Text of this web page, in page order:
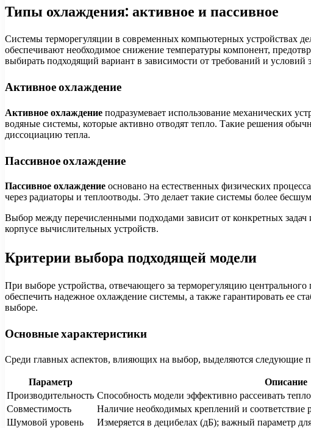
Типы охлаждения: активное и пассивное
Системы терморегуляции в современных компьютерных устройствах
обеспечивают необходимое снижение температуры компонент,
выбирать подходящий вариант в зависимости от требований и условий
Активное охлаждение
Активное охлаждение подразумевает использование механических
водяные системы, которые активно отводят тепло. Такие решения
диссоциацию тепла.
Пассивное охлаждение
Пассивное охлаждение основано на естественных физических
через радиаторы и теплоотводы. Это делает такие системы более
Выбор между перечисленными подходами зависит от конкретных
корпусе вычислительных устройств.
Критерии выбора подходящей модели
При выборе устройства, отвечающего за терморегуляцию
обеспечить надежное охлаждение системы, а также гарантировать ее
выборе.
Основные характеристики
Среди главных аспектов, влияющих на выбор, выделяются следующие
Параметр
Описание
Производительность Способность модели эффективно рассеивать
Совместимость
Наличие необходимых креплений и соответствие
Шумовой уровень
Измеряется в децибелах (дБ); важный параметр